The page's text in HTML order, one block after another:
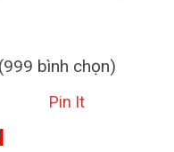
bình chọn)
Pin It